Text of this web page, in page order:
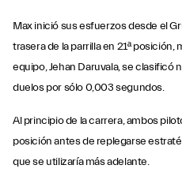
Max inició sus esfuerzos desde el
trasera de la parrilla en 21ª
equipo, Jehan Daruvala, se clasificó
duelos por sólo 0,003 segundos.
Al principio de la carrera, ambos
posición antes de replegarse
que se utilizaría más adelante.